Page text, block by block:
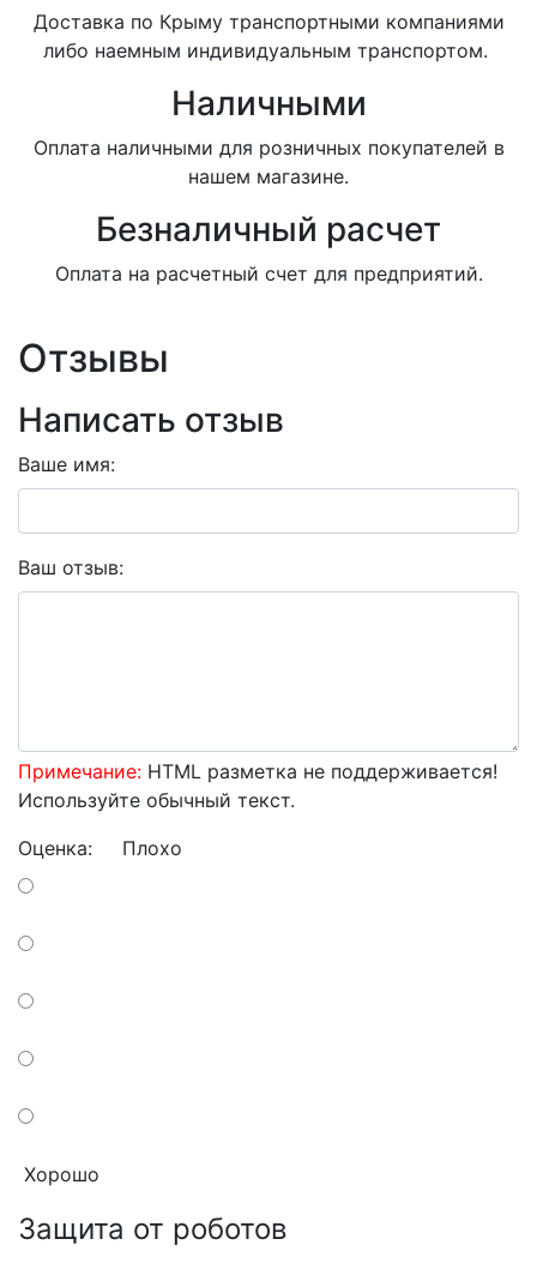
Доставка по Крыму транспортными компаниями
либо наемным индивидуальным транспортом.
Наличными
Оплата наличными для розничных покупателей в
нашем магазине.
Безналичный расчет
Оплата на расчетный счет для предприятий.
Отзывы
Написать отзыв
Ваше имя:
Ваш отзыв:
Примечание: HTML разметка не поддерживается!
Используйте обычный текст.
Оценка: Плохо
Хорошо
Защита от роботов